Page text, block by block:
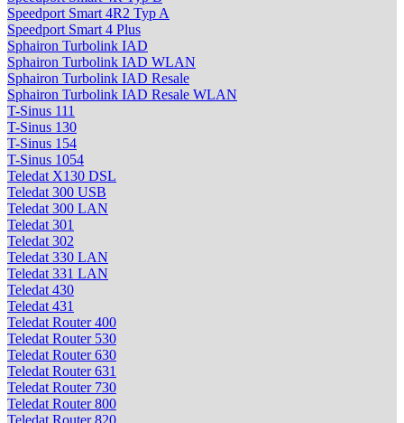
Speedport Smart 4R2 Typ A
Speedport Smart 4 Plus
Sphairon Turbolink IAD
Sphairon Turbolink IAD WLAN
Sphairon Turbolink IAD Resale
Sphairon Turbolink IAD Resale WLAN
T-Sinus 111
T-Sinus 130
T-Sinus 154
T-Sinus 1054
Teledat X130 DSL
Teledat 300 USB
Teledat 300 LAN
Teledat 301
Teledat 302
Teledat 330 LAN
Teledat 331 LAN
Teledat 430
Teledat 431
Teledat Router 400
Teledat Router 530
Teledat Router 630
Teledat Router 631
Teledat Router 730
Teledat Router 800
Teledat Router 820